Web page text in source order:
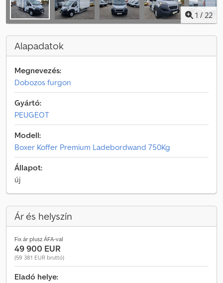
1 / 22
Alapadatok
Megnevezés:
Dobozos furgon
Gyártó:
PEUGEOT
Modell:
Boxer Koffer Premium Ladebordwand 750Kg
Állapot:
új
Ár és helyszín
Fix ár plusz ÁFA-val
49 900 EUR
(59 381 EUR bruttó)
Eladó helye: